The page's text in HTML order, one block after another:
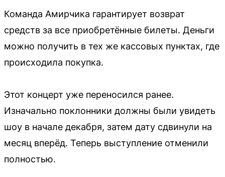
Команда Амирчика гарантирует возврат
средств за все приобретённые билеты. Деньги
можно получить в тех же кассовых пунктах, где
происходила покупка.
Этот концерт уже переносился ранее.
Изначально поклонники должны были увидеть
шоу в начале декабря, затем дату сдвинули на
месяц вперёд. Теперь выступление отменили
полностью.